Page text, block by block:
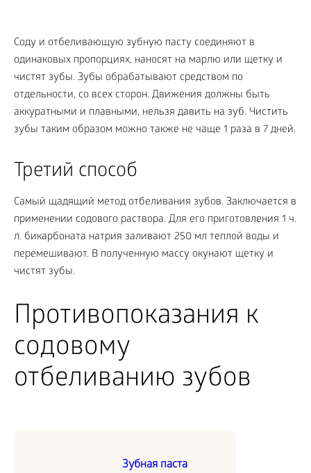
Соду и отбеливающую зубную пасту соединяют в
одинаковых пропорциях, наносят на марлю или щетку и
чистят зубы. Зубы обрабатывают средством по
отдельности, со всех сторон. Движения должны быть
аккуратными и плавными, нельзя давить на зуб. Чистить
зубы таким образом можно также не чаще 1 раза в 7 дней.
Третий способ
Самый щадящий метод отбеливания зубов. Заключается в
применении содового раствора. Для его приготовления 1 ч.
л. бикарбоната натрия заливают 250 мл теплой воды и
перемешивают. В полученную массу окунают щетку и
чистят зубы.
Противопоказания к
содовому
отбеливанию зубов
Зубная паста